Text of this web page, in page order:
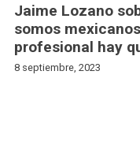
Jaime Lozano
somos
profesional hay
8 septiembre, 2023